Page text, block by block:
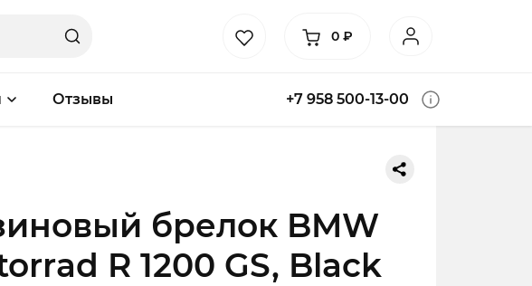
0 ₽
Отзывы +7 958 500-13-00
брелок BMW
R 1200 GS, Black